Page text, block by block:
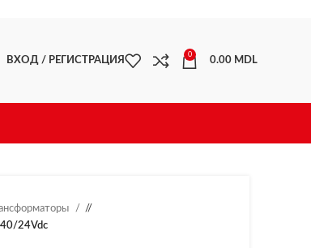
ВХОД / РЕГИСТРАЦИЯ
0
0.00 MDL
/
24Vdc